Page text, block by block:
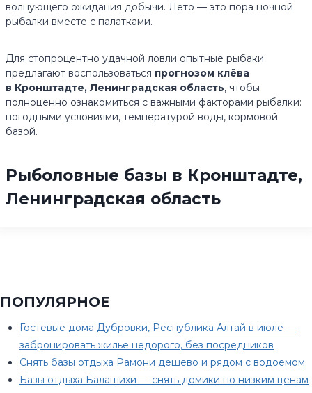
волнующего ожидания добычи. Лето — это пора ночной
рыбалки вместе с палатками.
Для стопроцентно удачной ловли опытные рыбаки
предлагают воспользоваться прогнозом клёва
в Кронштадте, Ленинградская область, чтобы
полноценно ознакомиться с важными факторами рыбалки:
погодными условиями, температурой воды, кормовой
базой.
Рыболовные базы в Кронштадте,
Ленинградская область
ПОПУЛЯРНОЕ
Гостевые дома Дубровки, Республика Алтай в июле —
забронировать жилье недорого, без посредников
Снять базы отдыха Рамони дешево и рядом с водоемом
Базы отдыха Балашихи — снять домики по низким ценам